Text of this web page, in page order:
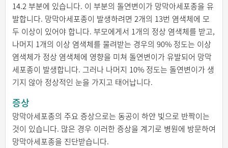
14.2 부분에 있습니다. 이 부분의 돌연변이가 망막아세포종을 유
발합니다. 망막아세포종이 발생하려면 2개의 13번 염색체에 모
두 이상이 있어야 합니다. 부모에게서 1개의 정상 염색체를 받고,
나머지 1개의 이상 염색체를 물려받는 경우의 90% 정도는 이상
염색체가 정상 염색체에 영향을 미쳐 돌연변이가 유발되어 망막
세포종이 발생합니다. 그러나 나머지 10% 정도는 돌연변이가 생
기지 않아 정상적인 눈을 가지고 태어납니다.
증상
망막아세포종의 주요 증상으로는 동공이 하얀 빛으로 반짝이는
것이 있습니다. 많은 경우 이러한 증상을 계기로 병원에 방문하여
망막아세포종을 진단받습니다.